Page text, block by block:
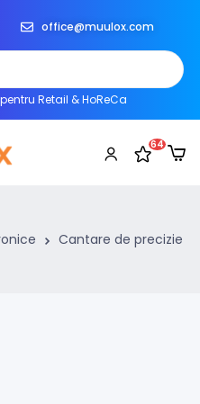
office@muulox.com
Retail & HoReCa
64
Cantare de precizie